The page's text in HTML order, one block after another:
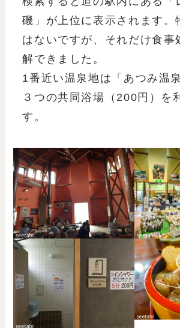
磯」が上位に表示されます。
はないですが、それだけ食事
解できました。
1番近い温泉地は「あつみ温
３つの共同浴場（200円）を
す。